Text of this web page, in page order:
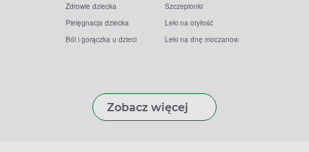
Zdrowie dziecka
Pielęgnacja dziecka
Ból i gorączka u dzieci
Szczepionki
Leki na otyłość
Leki na dnę moczanową
Zobacz więcej